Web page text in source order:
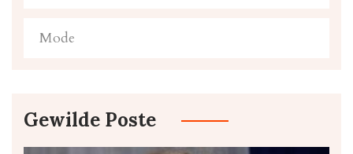
Mode
Gewilde Poste